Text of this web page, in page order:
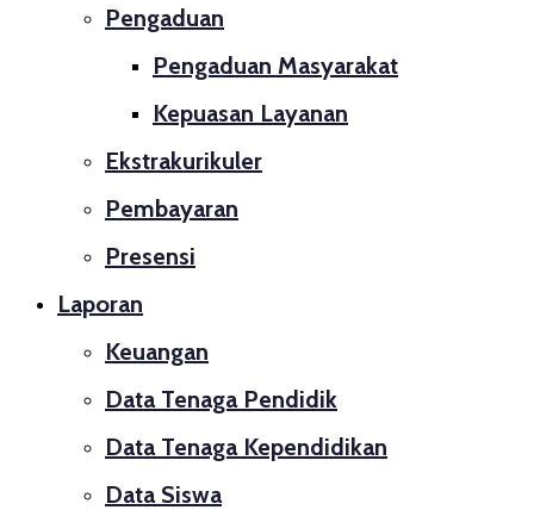
Pengaduan
Pengaduan Masyarakat
Kepuasan Layanan
Ekstrakurikuler
Pembayaran
Presensi
Laporan
Keuangan
Data Tenaga Pendidik
Data Tenaga Kependidikan
Data Siswa